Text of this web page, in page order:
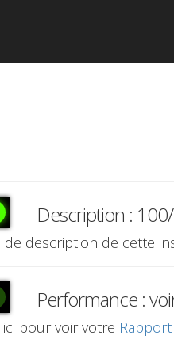
Description :
de description de cette
Performance :
ici pour voir votre